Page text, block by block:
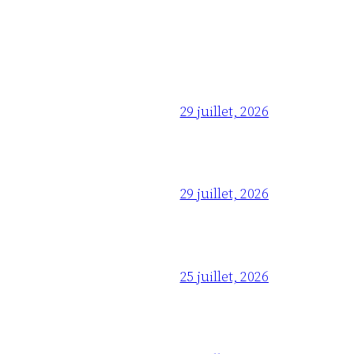
29 juillet, 2026
29 juillet, 2026
25 juillet, 2026